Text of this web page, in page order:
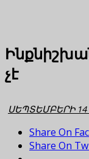
չէ
ՍԵՊՏԵՄԲԵՐԻ 14
Share On
Share On